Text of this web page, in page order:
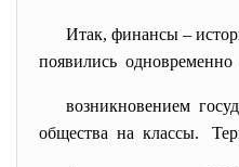
Итак, финансы –
появились одновременно
возникновением
общества на классы.